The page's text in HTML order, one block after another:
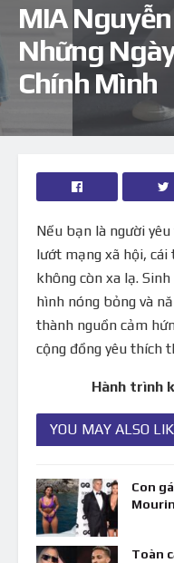
MIA
Những
Chính Mình
Nếu bạn là người
lướt mạng xã hội, cái
không còn xa lạ.
hình nóng bỏng và
thành nguồn cảm
cộng đồng yêu thích
Hành trình
YOU MAY ALSO
Con
Toàn